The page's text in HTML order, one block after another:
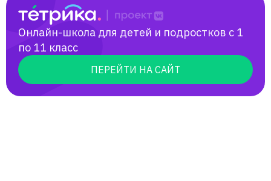
Онлайн-школа для детей и подростков с 1
по 11 класс
ПЕРЕЙТИ НА САЙТ